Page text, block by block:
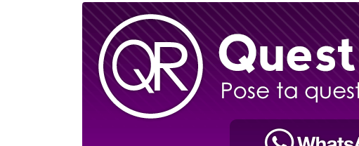
2 nouvelles
8 personnes
Nouvelle émission
Ariel vient de donner
Il reste 49 places
Eva vient de donner son